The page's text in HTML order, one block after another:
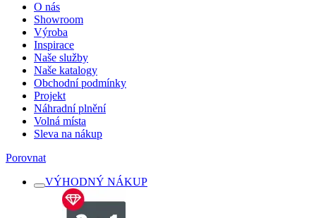
O nás
Showroom
Výroba
Inspirace
Naše služby
Naše katalogy
Obchodní podmínky
Projekt
Náhradní plnění
Volná místa
Sleva na nákup
Porovnat
VÝHODNÝ NÁKUP